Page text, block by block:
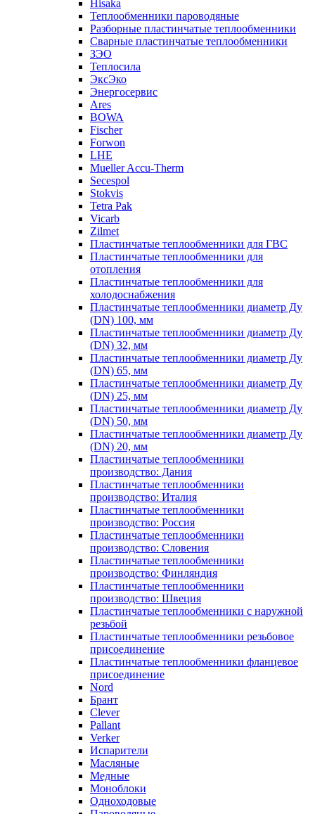
Hisaka
Теплообменники пароводяные
Разборные пластинчатые теплообменники
Сварные пластинчатые теплообменники
ЗЭО
Теплосила
ЭксЭко
Энергосервис
Ares
BOWA
Fischer
Forwon
LHE
Mueller Accu-Therm
Secespol
Stokvis
Tetra Pak
Vicarb
Zilmet
Пластинчатые теплообменники для ГВС
Пластинчатые теплообменники для
отопления
Пластинчатые теплообменники для
холодоснабжения
Пластинчатые теплообменники диаметр Ду
(DN) 100, мм
Пластинчатые теплообменники диаметр Ду
(DN) 32, мм
Пластинчатые теплообменники диаметр Ду
(DN) 65, мм
Пластинчатые теплообменники диаметр Ду
(DN) 25, мм
Пластинчатые теплообменники диаметр Ду
(DN) 50, мм
Пластинчатые теплообменники диаметр Ду
(DN) 20, мм
Пластинчатые теплообменники
производство: Дания
Пластинчатые теплообменники
производство: Италия
Пластинчатые теплообменники
производство: Россия
Пластинчатые теплообменники
производство: Словения
Пластинчатые теплообменники
производство: Финляндия
Пластинчатые теплообменники
производство: Швеция
Пластинчатые теплообменники с наружной
резьбой
Пластинчатые теплообменники резьбовое
присоединение
Пластинчатые теплообменники фланцевое
присоединение
Nord
Брант
Clever
Pallant
Verker
Испарители
Масляные
Медные
Моноблоки
Одноходовые